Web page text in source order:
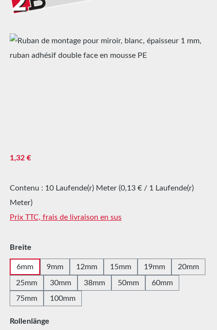
Ignorer la galerie d'images
Prix régulier :
1,32 €
Contenu : 10 Laufende(r) Meter (0,13 € / 1 Laufende(r)
Meter)
Prix TTC, frais de livraison en sus
Sélectionnez
Breite
6mm 9mm 12mm 15mm 19mm 20mm
25mm 30mm 38mm 50mm
60mm
75mm
100mm
Sélectionnez
Rollenlänge